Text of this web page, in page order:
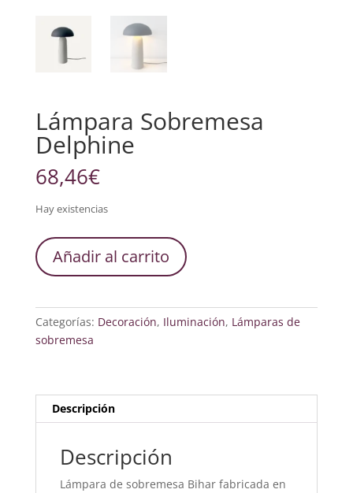
Lámpara Sobremesa
Delphine
68,46€
Hay existencias
Lámpara
Sobremesa
Delphine
Añadir al carrito
Categorías: Decoración, Iluminación, Lámparas de
sobremesa
Descripción
Descripción
Lámpara de sobremesa Bihar fabricada en